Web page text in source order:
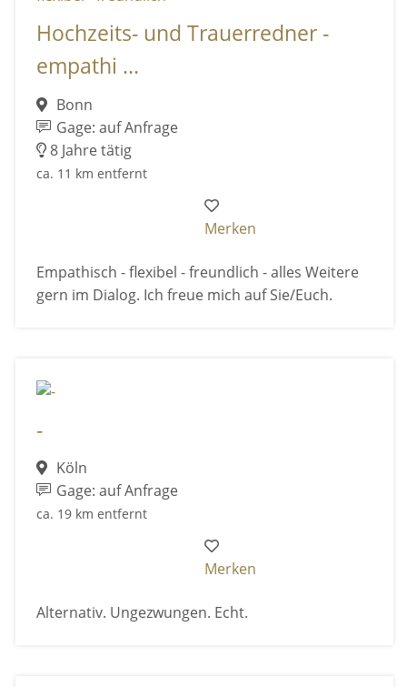
Hochzeits- und Trauerredner -
empathi ...
Bonn
Gage: auf Anfrage
8 Jahre tätig
ca. 11 km entfernt
Merken
Empathisch - flexibel - freundlich - alles Weitere
gern im Dialog. Ich freue mich auf Sie/Euch.
-
Köln
Gage: auf Anfrage
ca. 19 km entfernt
Merken
Alternativ. Ungezwungen. Echt.